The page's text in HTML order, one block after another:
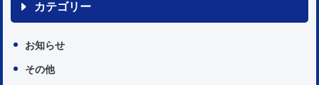
カテゴリー
お知らせ
その他